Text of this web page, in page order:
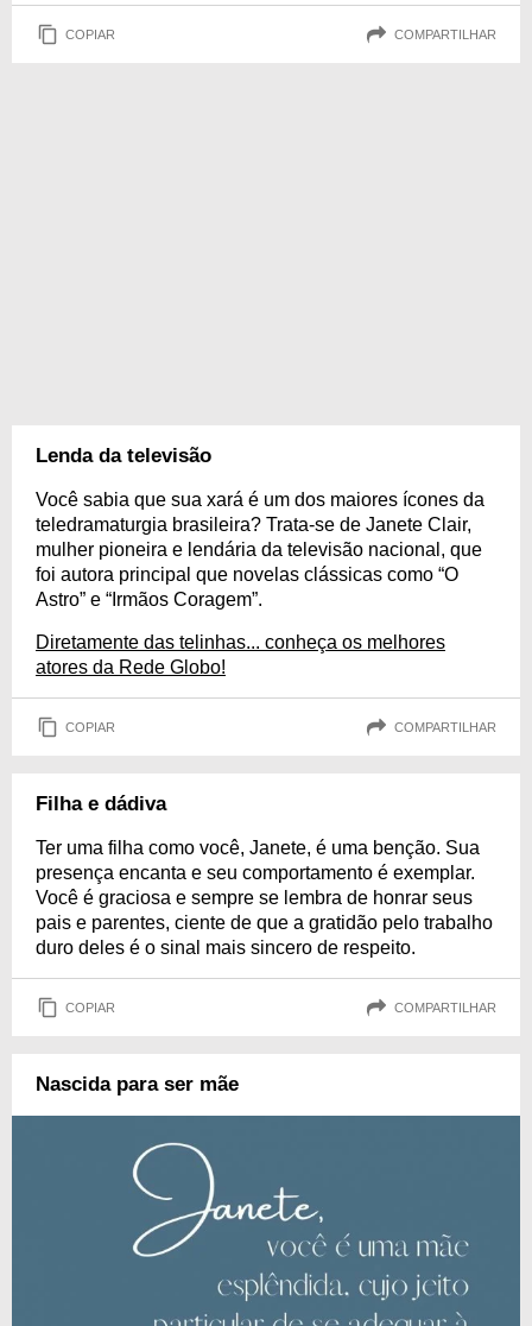
COPIAR COMPARTILHAR
Lenda da televisão
Você sabia que sua xará é um dos maiores ícones da
teledramaturgia brasileira? Trata-se de Janete Clair,
mulher pioneira e lendária da televisão nacional, que
foi autora principal que novelas clássicas como “O
Astro” e “Irmãos Coragem”.
Diretamente das telinhas... conheça os melhores
atores da Rede Globo!
COPIAR COMPARTILHAR
Filha e dádiva
Ter uma filha como você, Janete, é uma benção. Sua
presença encanta e seu comportamento é exemplar.
Você é graciosa e sempre se lembra de honrar seus
pais e parentes, ciente de que a gratidão pelo trabalho
duro deles é o sinal mais sincero de respeito.
COPIAR COMPARTILHAR
Nascida para ser mãe